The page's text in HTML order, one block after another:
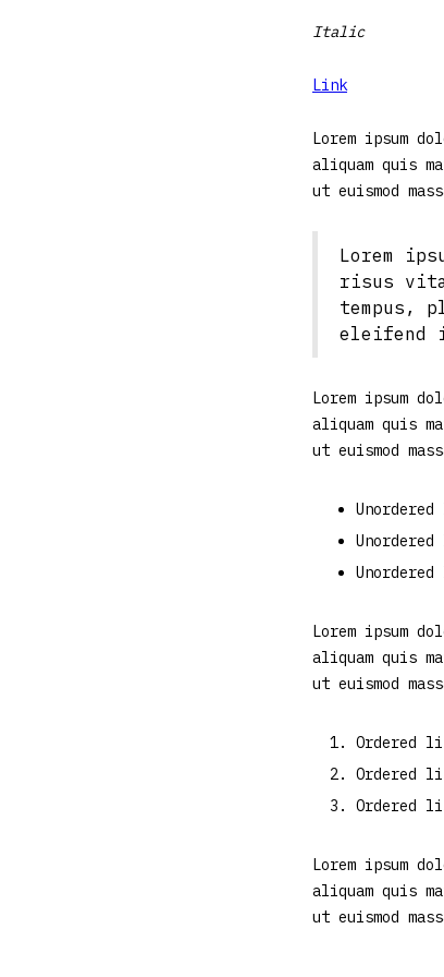
Italic
Link
Lorem ipsum
aliquam quis
ut euismod
Lorem
risus
tempus,
eleifend
Lorem ipsum
aliquam quis
ut euismod
Lorem ipsum
aliquam quis
ut euismod
Ordered
Ordered
Ordered
Lorem ipsum
aliquam quis
ut euismod